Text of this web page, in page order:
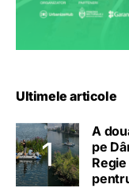
Ultimele articole
A
pe